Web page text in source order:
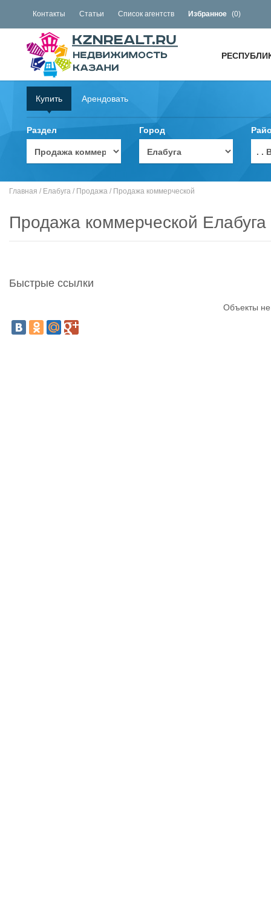
Контакты Статьи Список агентств Избранное (0)
Купить Арендовать
Раздел Город
. .
Главная / Елабуга / Продажа / Продажа коммерческой
Продажа коммерческой Елабуга
Быстрые ссылки
Объекты